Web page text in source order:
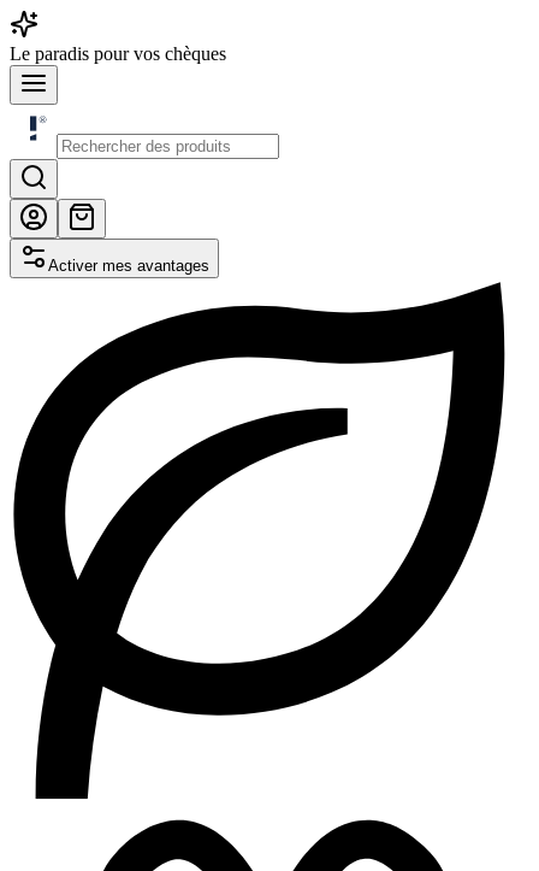
Le paradis pour vos chèques
Activer mes avantages